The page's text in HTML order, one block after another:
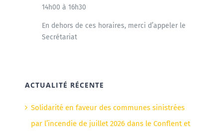
14h00 à 16h30
En dehors de ces horaires, merci d’appeler le
Secrétariat
ACTUALITÉ RÉCENTE
Solidarité en faveur des communes sinistrées
par l’incendie de juillet 2026 dans le Conflent et